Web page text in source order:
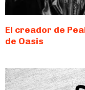
El creador de
de Oasis